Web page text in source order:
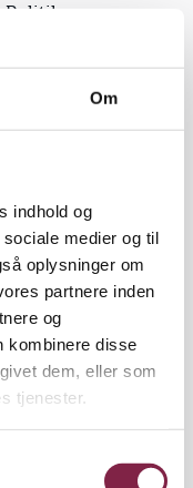
Om
indhold og
medier og til
oplysninger om
partnere inden
og
kombinere disse
dem, eller som
tjenester.
nominerede
to faggrupper
af
have fem børn
i
på
flødeboller den
10 minutter.
med eleverne
Prix har fuldskæg